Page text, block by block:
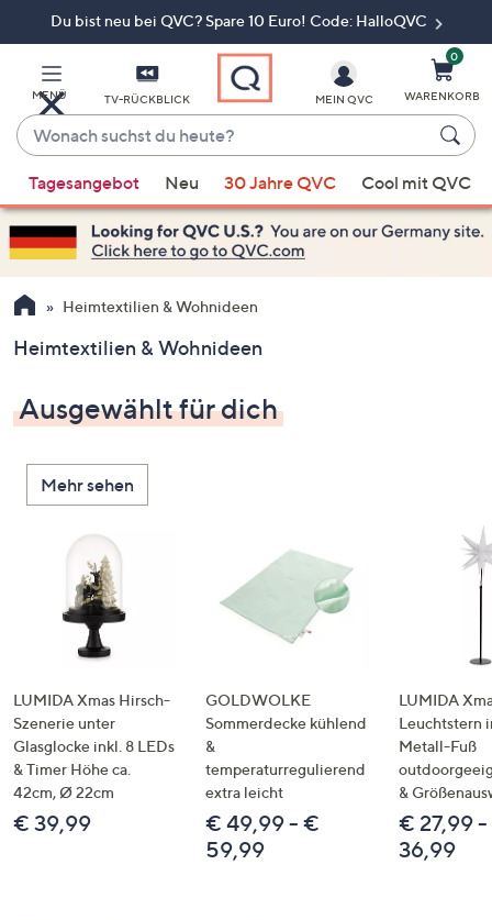
Du bist neu bei QVC? Spare 10 Euro! Code: HalloQVC
MENÜ TV-RÜCKBLICK
Wonach
suchst
du
heute?
Vorschläge
verfügbar
sind,
verwenden
Sie
Pfeiltasten
oben
und
nach
unten
oder
wischen
Touch-
Geräten
links
bzw.
rechts,
um
diese
anzuzeigen.
MEIN QVC
0
WARENKORB
Tagesangebot Neu 30 Jahre QVC Cool mit QVC
Heimtextilien & Wohnideen
Heimtextilien & Wohnideen
Ausgewählt für dich
Mehr sehen
LUMIDA Xmas Hirsch-
Szenerie unter
Glasglocke inkl. 8 LEDs
& Timer Höhe ca.
42cm, Ø 22cm
€ 39,99
GOLDWOLKE
Sommerdecke kühlend
&
temperaturregulierend
extra leicht
€ 49,99 - €
59,99
LUMIDA
Leuchtstern
Metall-Fuß
&
€ 27,99
36,99